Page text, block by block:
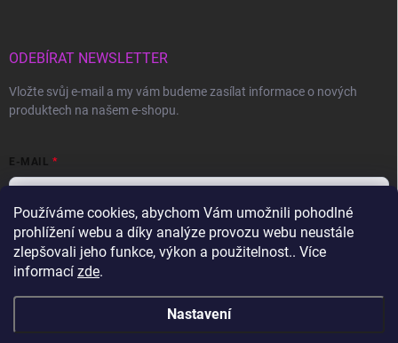
Používáme cookies, abychom Vám umožnili pohodlné
prohlížení webu a díky analýze provozu webu neustále
zlepšovali jeho funkce, výkon a použitelnost.. Více
informací zde.
Nastavení
ODEBÍRAT NEWSLETTER
Vložte svůj e-mail a my vám budeme zasílat informace o nových
produktech na našem e-shopu.
E-MAIL
Vložením e-mailu souhlasíte spodmínkami ochrany osobních údajů
Přihlásit se